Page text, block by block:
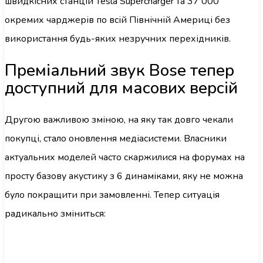
окремих чарджерів по всій Північній Америці без
використання будь-яких незручних перехідників.
Преміальний звук Bose тепер
доступний для масових версій
Другою важливою зміною, на яку так довго чекали
покупці, стало оновлення медіасистеми. Власники
актуальних моделей часто скаржилися на форумах на
просту базову акустику з 6 динаміками, яку не можна
було покращити при замовленні. Тепер ситуація
радикально зміниться: